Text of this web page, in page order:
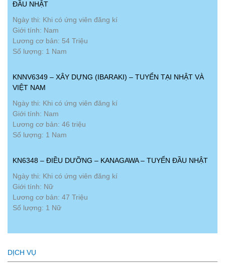
ĐẦU NHẬT
Ngày thi: Khi có ứng viên đăng kí
Giới tính: Nam
Lương cơ bản: 54 Triệu
Số lượng: 1 Nam
KNNV6349 – XÂY DỰNG (IBARAKI) – TUYỂN TẠI NHẬT VÀ
VIỆT NAM
Ngày thi: Khi có ứng viên đăng kí
Giới tính: Nam
Lương cơ bản: 46 triệu
Số lượng: 1 Nam
KN6348 – ĐIỀU DƯỠNG – KANAGAWA – TUYỂN ĐẦU NHẬT
Ngày thi: Khi có ứng viên đăng kí
Giới tính: Nữ
Lương cơ bản: 47 Triệu
Số lượng: 1 Nữ
DỊCH VỤ